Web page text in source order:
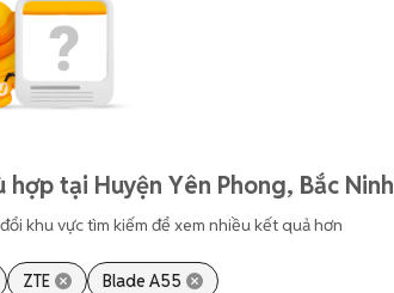
tại Huyện Yên Phong, Bắc Ninh
khu vực tìm kiếm để xem nhiều kết quả hơn
ZTE Blade A55